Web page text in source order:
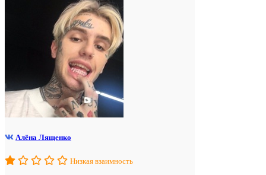
Алёна Лященко
Низкая взаимность